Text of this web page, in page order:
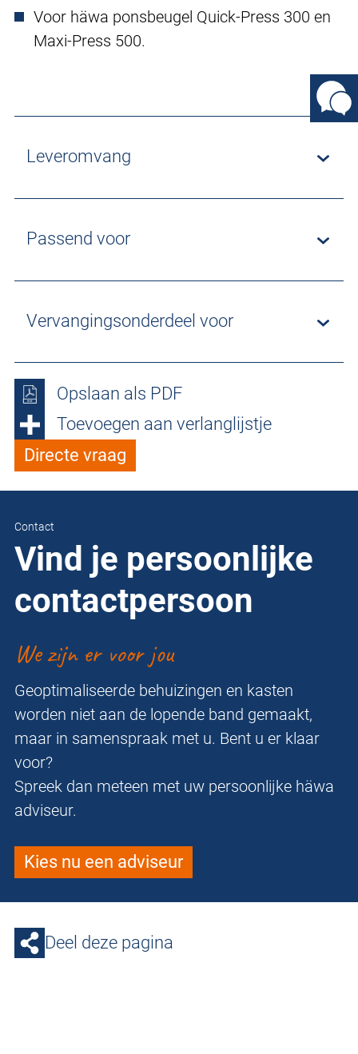
Voor häwa ponsbeugel Quick-Press 300 en
Maxi-Press 500.
Leveromvang
Passend voor
Vervangingsonderdeel voor
Opslaan als PDF
Toevoegen aan verlanglijstje
Directe vraag
Contact
Vind je persoonlijke
contactpersoon
We zijn er voor jou
Geoptimaliseerde behuizingen en kasten
worden niet aan de lopende band gemaakt,
maar in samenspraak met u. Bent u er klaar
voor?
Spreek dan meteen met uw persoonlijke häwa
adviseur.
Kies nu een adviseur
Deel deze pagina